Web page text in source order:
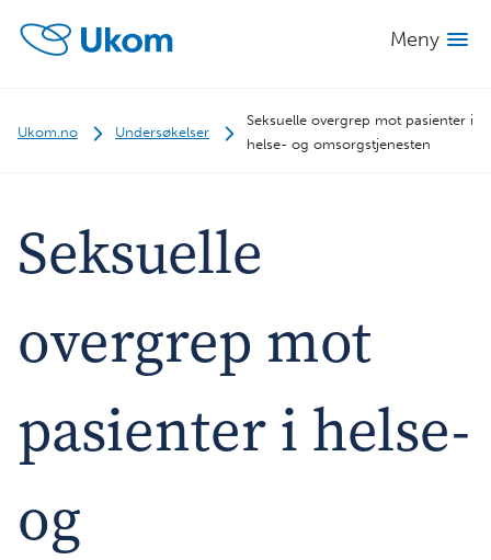
Meny
Ukom.no Undersøkelser
Seksuelle overgrep mot pasienter i
helse- og omsorgstjenesten
Seksuelle
overgrep mot
pasienter i helse-
og